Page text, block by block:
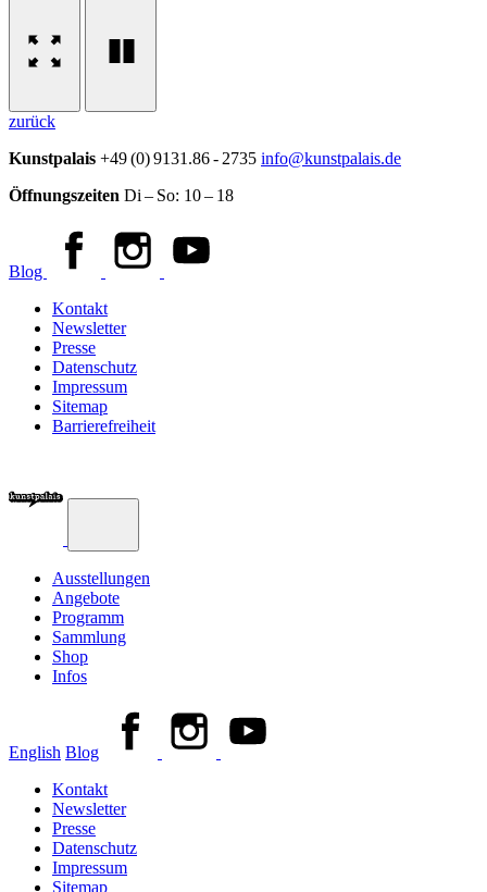
zurück
Kunstpalais +49 (0) 9131.86 - 2735 info@kunstpalais.de
Öffnungszeiten Di – So: 10 – 18
Blog
Kontakt
Newsletter
Presse
Datenschutz
Impressum
Sitemap
Barrierefreiheit
Ausstellungen
Angebote
Programm
Sammlung
Shop
Infos
English Blog
Kontakt
Newsletter
Presse
Datenschutz
Impressum
Sitemap